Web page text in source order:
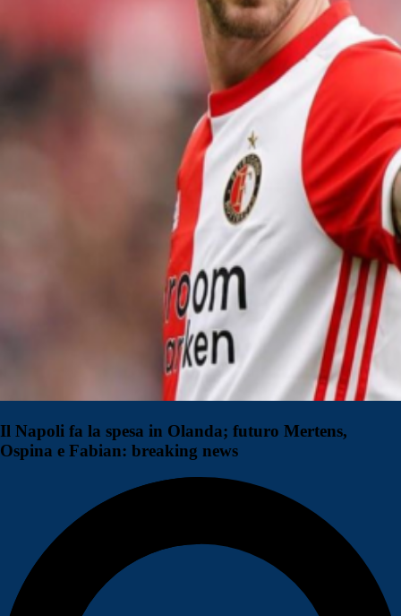
Il Napoli fa la spesa in Olanda; futuro Mertens,
Ospina e Fabian: breaking news